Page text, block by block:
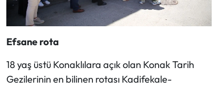
Efsane rota
18 yaş üstü Konaklılara açık olan Konak Tarih
Gezilerinin en bilinen rotası Kadifekale-